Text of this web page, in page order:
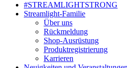
#STREAMLIGHTSTRONG
Streamlight-Familie
Über uns
Rückmeldung
Shop-Ausrüstung
Produktregistrierung
Karrieren